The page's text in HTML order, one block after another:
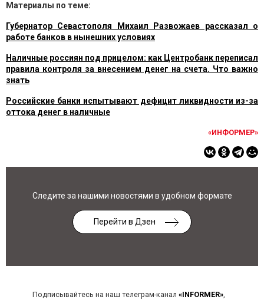
Материалы по теме:
Губернатор Севастополя Михаил Развожаев рассказал о
работе банков в нынешних условиях
Наличные россиян под прицелом: как Центробанк переписал
правила контроля за внесением денег на счета. Что важно
знать
Российские банки испытывают дефицит ликвидности из-за
оттока денег в наличные
«ИНФОРМЕР»
Следите за нашими новостями в удобном формате
Перейти в Дзен
Подписывайтесь на наш телеграм-канал «INFORMER»,